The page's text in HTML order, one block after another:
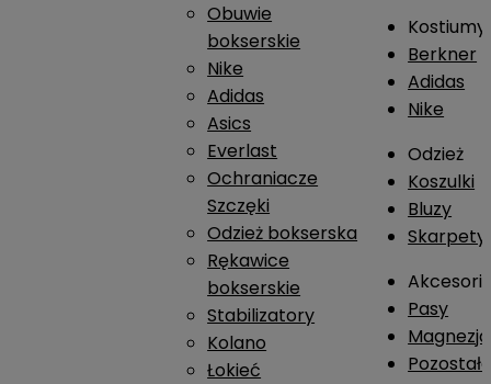
Obuwie
bokserskie
Nike
Adidas
Asics
Everlast
Ochraniacze
Szczęki
Odzież bokserska
Rękawice
bokserskie
Stabilizatory
Kolano
Łokieć
Kostiumy
Berkner
Adidas
Nike
Odzież
Koszulki
Bluzy
Skarpety
Pasy
Magnezja